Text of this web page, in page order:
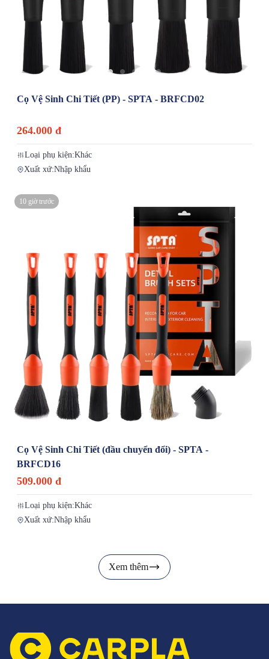
Cọ Vệ Sinh Chi Tiết (PP) - SPTA - BRFCD02
264.000 đ
Loại phụ kiện:Khác
Xuất xứ:Nhập khẩu
10 giờ trước
Cọ Vệ Sinh Chi Tiết (đầu chuyển đổi) - SPTA -
BRFCD16
509.000 đ
Loại phụ kiện:Khác
Xuất xứ:Nhập khẩu
Xem thêm